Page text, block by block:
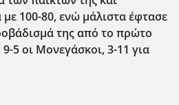
100-80, ενώ μάλιστα έφτασε
της από το πρώτο
5 οι Μονεγάσκοι, 3-11 για